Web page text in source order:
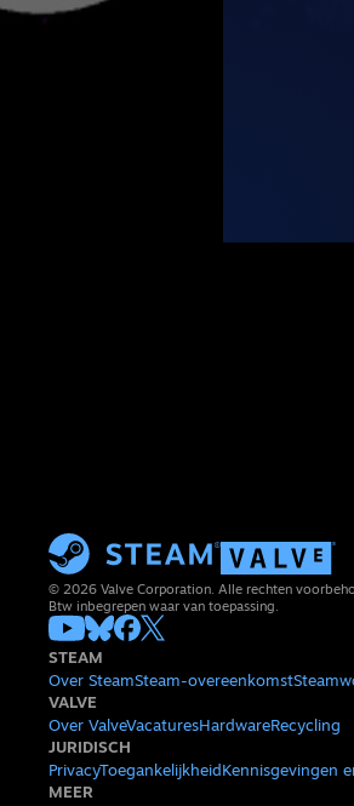
© 2026 Valve Corporation. Alle rechten
Btw inbegrepen waar van toepassing.
STEAM
Over SteamSteam-overeenkomst
VALVE
Over ValveVacaturesHardwareRecycling
JURIDISCH
PrivacyToegankelijkheidKennisgevingen
MEER